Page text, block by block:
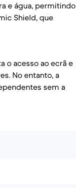
e água, permitindo
Shield, que
o acesso ao ecrã e
No entanto, a
sem a